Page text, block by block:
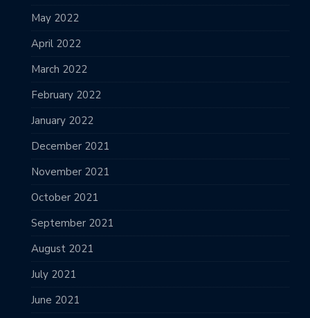
May 2022
April 2022
March 2022
February 2022
January 2022
December 2021
November 2021
October 2021
September 2021
August 2021
July 2021
June 2021